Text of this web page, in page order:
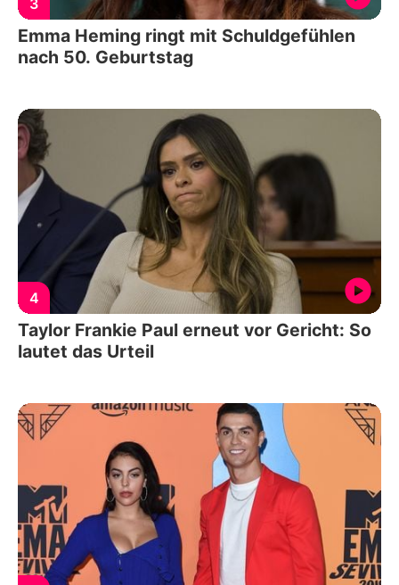
3
Emma Heming ringt mit Schuldgefühlen
nach 50. Geburtstag
4
Taylor Frankie Paul erneut vor Gericht: So
lautet das Urteil